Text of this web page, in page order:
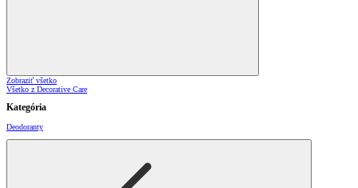
Zobraziť všetko
Všetko z Decorative Care
Kategória
Deodoranty